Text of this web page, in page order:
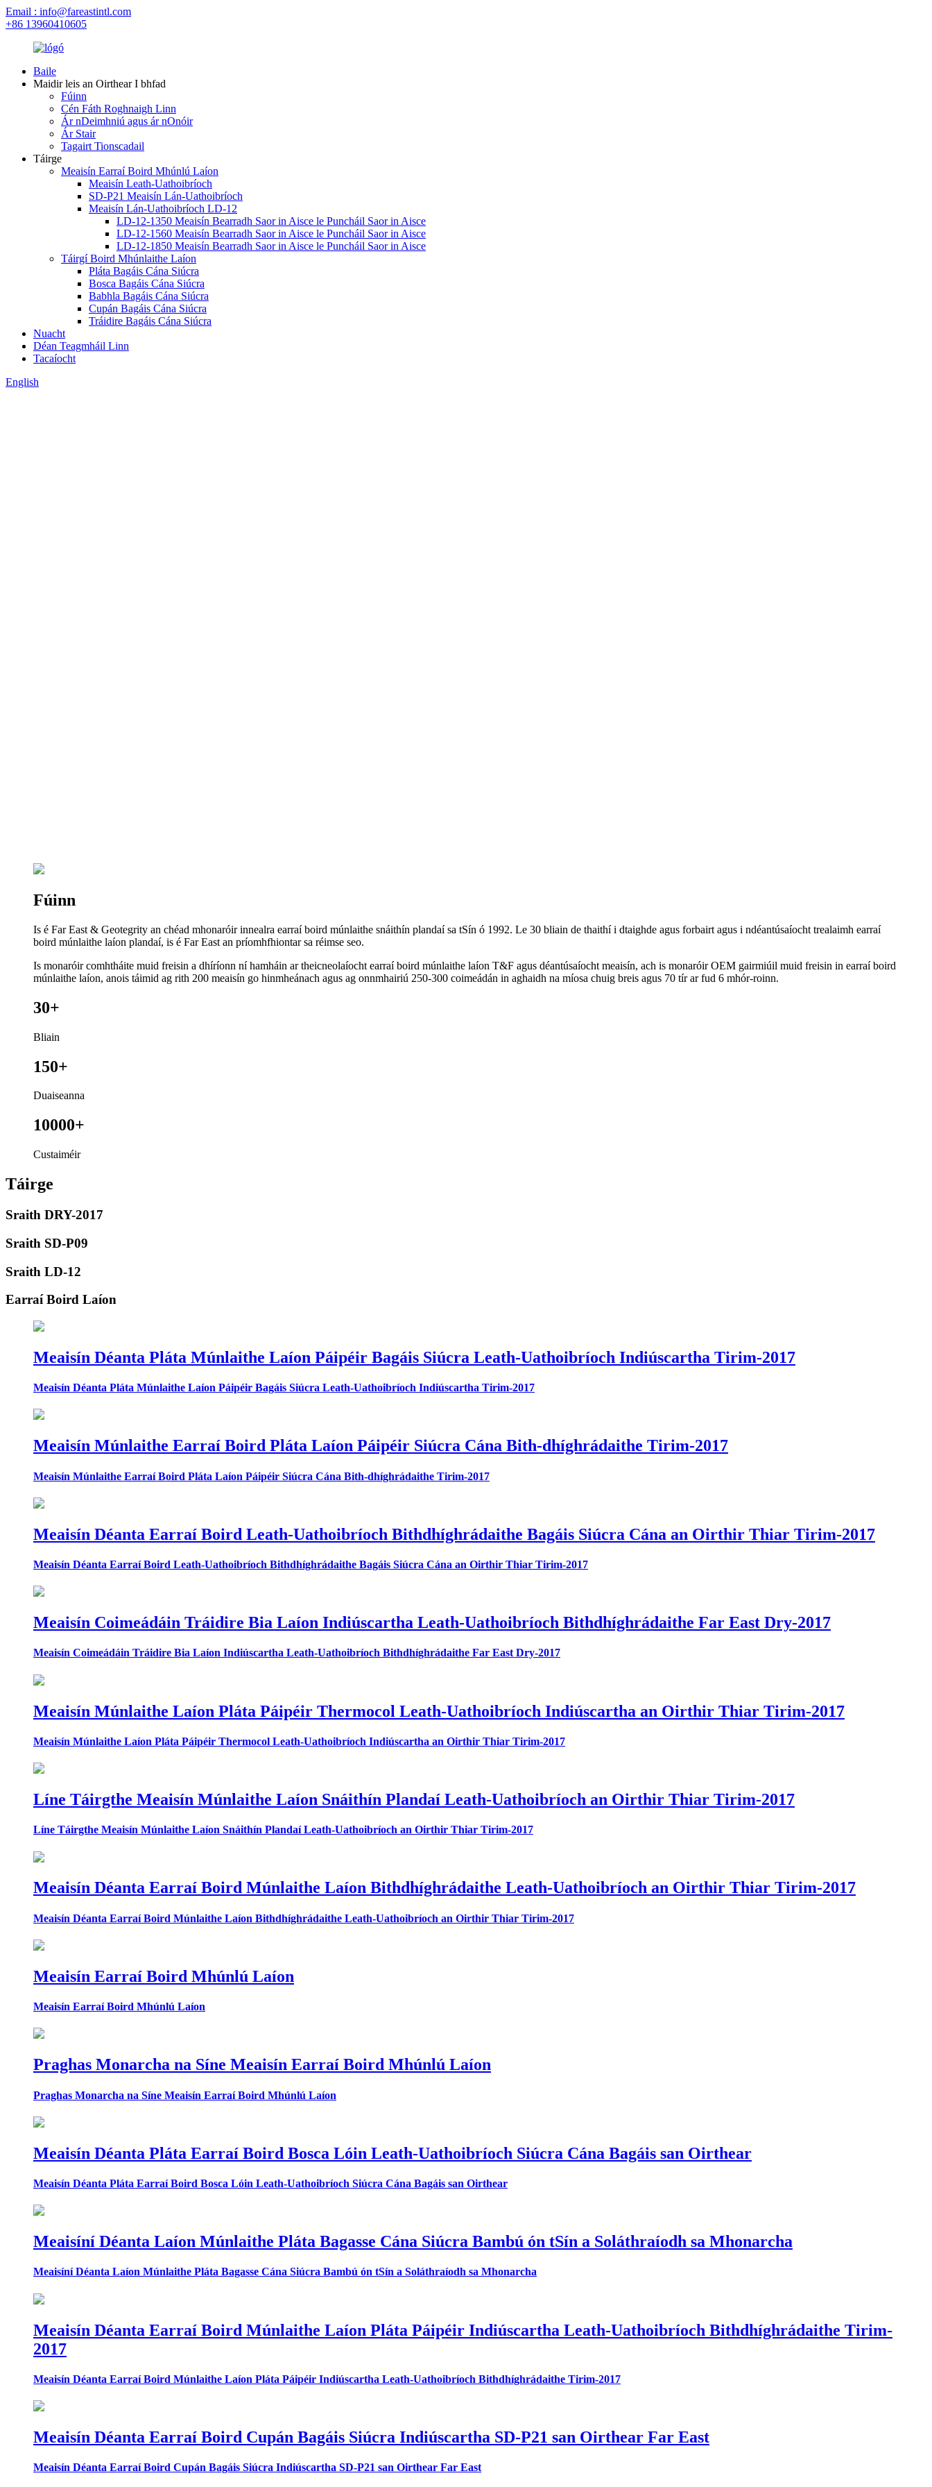
Email : info@fareastintl.com
+86 13960410605
Baile
Maidir leis an Oirthear I bhfad
Fúinn
Cén Fáth Roghnaigh Linn
Ár nDeimhniú agus ár nOnóir
Ár Stair
Tagairt Tionscadail
Táirge
Meaisín Earraí Boird Mhúnlú Laíon
Meaisín Leath-Uathoibríoch
SD-P21 Meaisín Lán-Uathoibríoch
Meaisín Lán-Uathoibríoch LD-12
LD-12-1350 Meaisín Bearradh Saor in Aisce le Puncháil Saor in Aisce
LD-12-1560 Meaisín Bearradh Saor in Aisce le Puncháil Saor in Aisce
LD-12-1850 Meaisín Bearradh Saor in Aisce le Puncháil Saor in Aisce
Táirgí Boird Mhúnlaithe Laíon
Pláta Bagáis Cána Siúcra
Bosca Bagáis Cána Siúcra
Babhla Bagáis Cána Siúcra
Cupán Bagáis Cána Siúcra
Tráidire Bagáis Cána Siúcra
Nuacht
Déan Teagmháil Linn
Tacaíocht
English
Fúinn
Is é Far East & Geotegrity an chéad mhonaróir innealra earraí boird múnlaithe snáithín plandaí sa tSín ó 1992. Le 30 bliain de thaithí i dtaighde agus forbairt agus i ndéantúsaíocht trealaimh earraí
boird múnlaithe laíon plandaí, is é Far East an príomhfhiontar sa réimse seo.
Is monaróir comhtháite muid freisin a dhíríonn ní hamháin ar theicneolaíocht earraí boird múnlaithe laíon T&F agus déantúsaíocht meaisín, ach is monaróir OEM gairmiúil muid freisin in earraí boird
múnlaithe laíon, anois táimid ag rith 200 meaisín go hinmheánach agus ag onnmhairiú 250-300 coimeádán in aghaidh na míosa chuig breis agus 70 tír ar fud 6 mhór-roinn.
30+
Bliain
150+
Duaiseanna
10000+
Custaiméir
Táirge
Sraith DRY-2017
Sraith SD-P09
Sraith LD-12
Earraí Boird Laíon
Meaisín Déanta Pláta Múnlaithe Laíon Páipéir Bagáis Siúcra Leath-Uathoibríoch Indiúscartha Tirim-2017
Meaisín Déanta Pláta Múnlaithe Laíon Páipéir Bagáis Siúcra Leath-Uathoibríoch Indiúscartha Tirim-2017
Meaisín Múnlaithe Earraí Boird Pláta Laíon Páipéir Siúcra Cána Bith-dhíghrádaithe Tirim-2017
Meaisín Múnlaithe Earraí Boird Pláta Laíon Páipéir Siúcra Cána Bith-dhíghrádaithe Tirim-2017
Meaisín Déanta Earraí Boird Leath-Uathoibríoch Bithdhíghrádaithe Bagáis Siúcra Cána an Oirthir Thiar Tirim-2017
Meaisín Déanta Earraí Boird Leath-Uathoibríoch Bithdhíghrádaithe Bagáis Siúcra Cána an Oirthir Thiar Tirim-2017
Meaisín Coimeádáin Tráidire Bia Laíon Indiúscartha Leath-Uathoibríoch Bithdhíghrádaithe Far East Dry-2017
Meaisín Coimeádáin Tráidire Bia Laíon Indiúscartha Leath-Uathoibríoch Bithdhíghrádaithe Far East Dry-2017
Meaisín Múnlaithe Laíon Pláta Páipéir Thermocol Leath-Uathoibríoch Indiúscartha an Oirthir Thiar Tirim-2017
Meaisín Múnlaithe Laíon Pláta Páipéir Thermocol Leath-Uathoibríoch Indiúscartha an Oirthir Thiar Tirim-2017
Líne Táirgthe Meaisín Múnlaithe Laíon Snáithín Plandaí Leath-Uathoibríoch an Oirthir Thiar Tirim-2017
Líne Táirgthe Meaisín Múnlaithe Laíon Snáithín Plandaí Leath-Uathoibríoch an Oirthir Thiar Tirim-2017
Meaisín Déanta Earraí Boird Múnlaithe Laíon Bithdhíghrádaithe Leath-Uathoibríoch an Oirthir Thiar Tirim-2017
Meaisín Déanta Earraí Boird Múnlaithe Laíon Bithdhíghrádaithe Leath-Uathoibríoch an Oirthir Thiar Tirim-2017
Meaisín Earraí Boird Mhúnlú Laíon
Meaisín Earraí Boird Mhúnlú Laíon
Praghas Monarcha na Síne Meaisín Earraí Boird Mhúnlú Laíon
Praghas Monarcha na Síne Meaisín Earraí Boird Mhúnlú Laíon
Meaisín Déanta Pláta Earraí Boird Bosca Lóin Leath-Uathoibríoch Siúcra Cána Bagáis san Oirthear
Meaisín Déanta Pláta Earraí Boird Bosca Lóin Leath-Uathoibríoch Siúcra Cána Bagáis san Oirthear
Meaisíní Déanta Laíon Múnlaithe Pláta Bagasse Cána Siúcra Bambú ón tSín a Soláthraíodh sa Mhonarcha
Meaisíní Déanta Laíon Múnlaithe Pláta Bagasse Cána Siúcra Bambú ón tSín a Soláthraíodh sa Mhonarcha
Meaisín Déanta Earraí Boird Múnlaithe Laíon Pláta Páipéir Indiúscartha Leath-Uathoibríoch Bithdhíghrádaithe Tirim-
2017
Meaisín Déanta Earraí Boird Múnlaithe Laíon Pláta Páipéir Indiúscartha Leath-Uathoibríoch Bithdhíghrádaithe Tirim-2017
Meaisín Déanta Earraí Boird Cupán Bagáis Siúcra Indiúscartha SD-P21 san Oirthear Far East
Meaisín Déanta Earraí Boird Cupán Bagáis Siúcra Indiúscartha SD-P21 san Oirthear Far East